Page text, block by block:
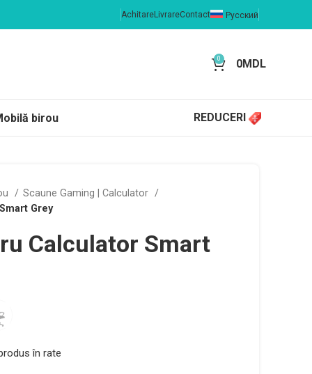
AchitareLivrareContact Русский
0 0MDL
birou REDUCERI
Scaune Gaming | Calculator
Grey
Calculator Smart
în rate